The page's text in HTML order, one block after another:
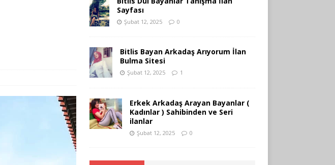
Sayfası
Şubat 12, 2025 0
Bitlis Bayan Arkadaş Arıyorum İlan
Bulma Sitesi
Şubat 12, 2025 1
Erkek Arkadaş Arayan Bayanlar (
Kadınlar ) Sahibinden ve Seri
ilanlar
Şubat 12, 2025 0